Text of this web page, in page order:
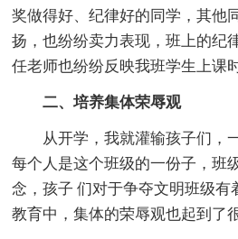
奖做得好、纪律好的同学，其他
扬，也纷纷卖力表现，班上的纪
任老师也纷纷反映我班学生上课
二、培养集体荣辱观
从开学，我就灌输孩子们，
每个人是这个班级的一份子，班
念，孩子 们对于争夺文明班级有
教育中，集体的荣辱观也起到了